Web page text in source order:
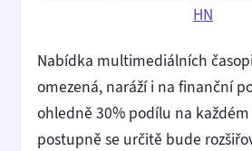
HN
Nabídka multimediálních
omezená, naráží i na finanční
ohledně 30% podílu na
postupně se určitě bude